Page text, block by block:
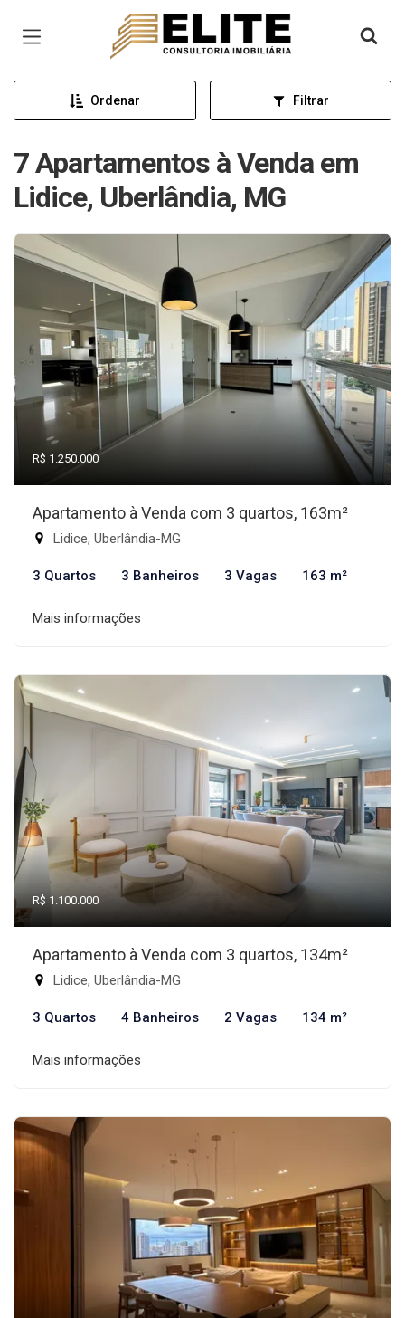
Página inicial
Ordenar Filtrar
7 Apartamentos à Venda em
Lidice, Uberlândia, MG
R$ 1.250.000
Apartamento à Venda com 3 quartos, 163m²
Lidice, Uberlândia-MG
3 Quartos 3 Banheiros 3 Vagas 163 m²
Mais informações
R$ 1.100.000
Apartamento à Venda com 3 quartos, 134m²
Lidice, Uberlândia-MG
3 Quartos 4 Banheiros 2 Vagas 134 m²
Mais informações